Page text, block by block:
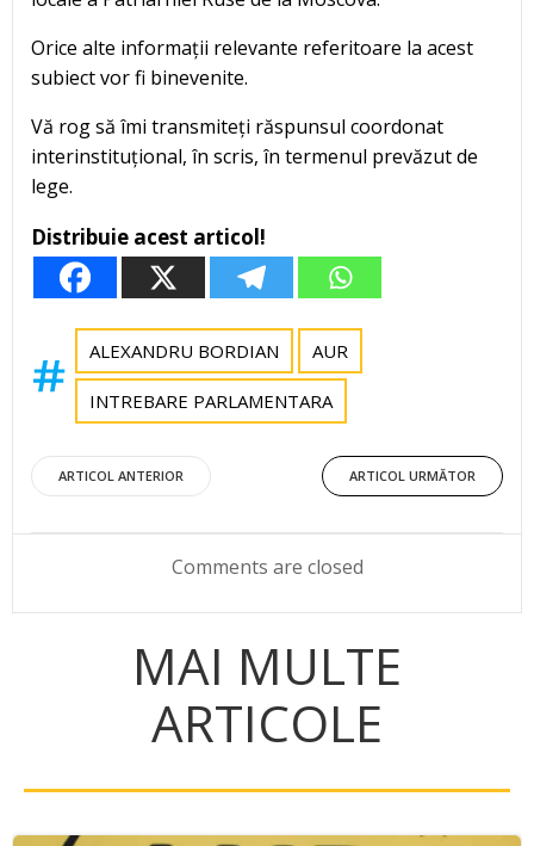
Orice alte informații relevante referitoare la acest
subiect vor fi binevenite.
Vă rog să îmi transmiteți răspunsul coordonat
interinstituțional, în scris, în termenul prevăzut de
lege.
Distribuie acest articol!
ALEXANDRU BORDIAN AUR
INTREBARE PARLAMENTARA
Post
navigation
ARTICOL ANTERIOR
Post
navigation
ARTICOL URMĂTOR
Comments are closed
MAI MULTE
ARTICOLE